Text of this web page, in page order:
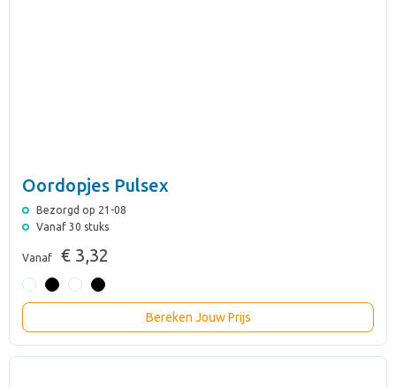
Oordopjes Pulsex
Bezorgd op 21-08
Vanaf 30 stuks
Vanaf € 3,32
Bereken Jouw Prijs